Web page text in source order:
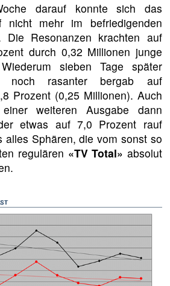
darauf konnte sich das
nicht mehr im befriedigenden
Die Resonanzen krachten auf
durch 0,32 Millionen junge
sieben Tage später
rasanter bergab auf
Prozent (0,25 Millionen). Auch
weiteren Ausgabe dann
etwas auf 7,0 Prozent rauf
alles Sphären, die vom sonst so
regulären «TV Total» absolut